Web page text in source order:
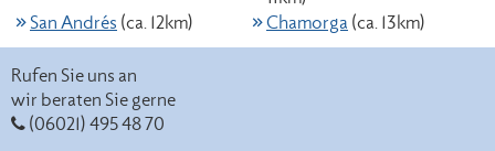
San Andrés (ca. 12km) Chamorga (ca. 13km)
Rufen Sie uns an
wir beraten Sie gerne
(06021) 495 48 70